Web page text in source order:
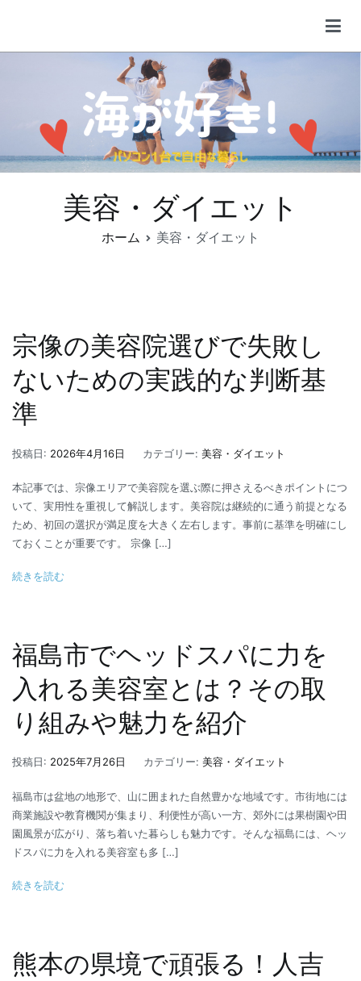
ッ
プ
美容・ダイエット
ホーム 美容・ダイエット
宗像の美容院選びで失敗し
ないための実践的な判断基
準
投稿日: 2026年4月16日 カテゴリー: 美容・ダイエット
本記事では、宗像エリアで美容院を選ぶ際に押さえるべきポイントにつ
いて、実用性を重視して解説します。美容院は継続的に通う前提となる
ため、初回の選択が満足度を大きく左右します。事前に基準を明確にし
ておくことが重要です。 宗像 […]
続きを読む
福島市でヘッドスパに力を
入れる美容室とは？その取
り組みや魅力を紹介
投稿日: 2025年7月26日 カテゴリー: 美容・ダイエット
福島市は盆地の地形で、山に囲まれた自然豊かな地域です。市街地には
商業施設や教育機関が集まり、利便性が高い一方、郊外には果樹園や田
園風景が広がり、落ち着いた暮らしも魅力です。そんな福島には、ヘッ
ドスパに力を入れる美容室も多 […]
続きを読む
熊本の県境で頑張る！人吉